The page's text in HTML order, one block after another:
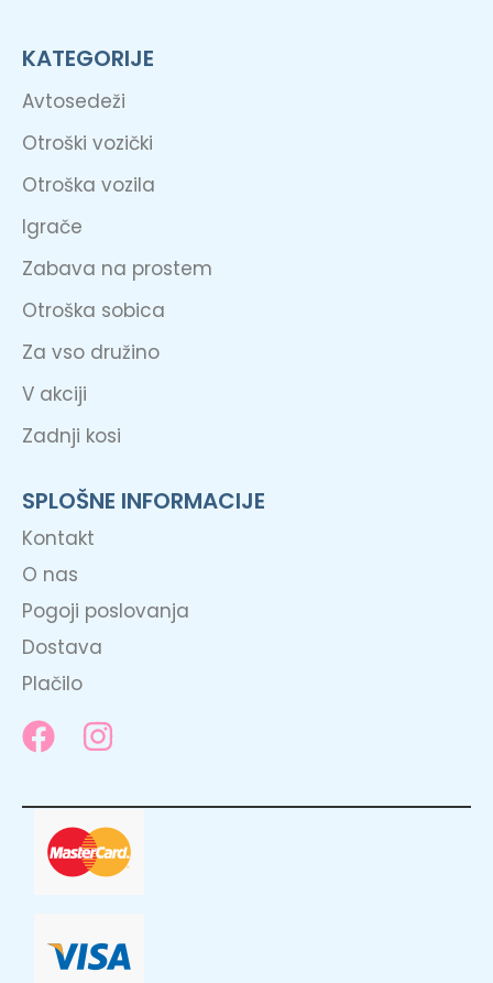
KATEGORIJE
Avtosedeži
Otroški vozički
Otroška vozila
Igrače
Zabava na prostem
Otroška sobica
Za vso družino
V akciji
Zadnji kosi
SPLOŠNE INFORMACIJE
Kontakt
O nas
Pogoji poslovanja
Dostava
Plačilo